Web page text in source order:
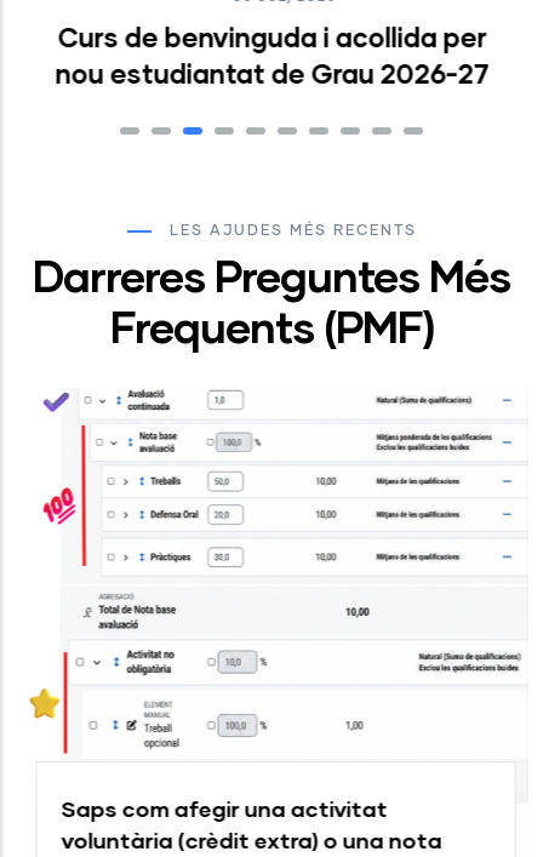
Curs de benvinguda i acollida per
nou estudiantat de Grau 2026-27
LES AJUDES MÉS RECENTS
Darreres Preguntes Més
Frequents (PMF)
Saps com afegir una activitat
voluntària (crèdit extra) o una nota